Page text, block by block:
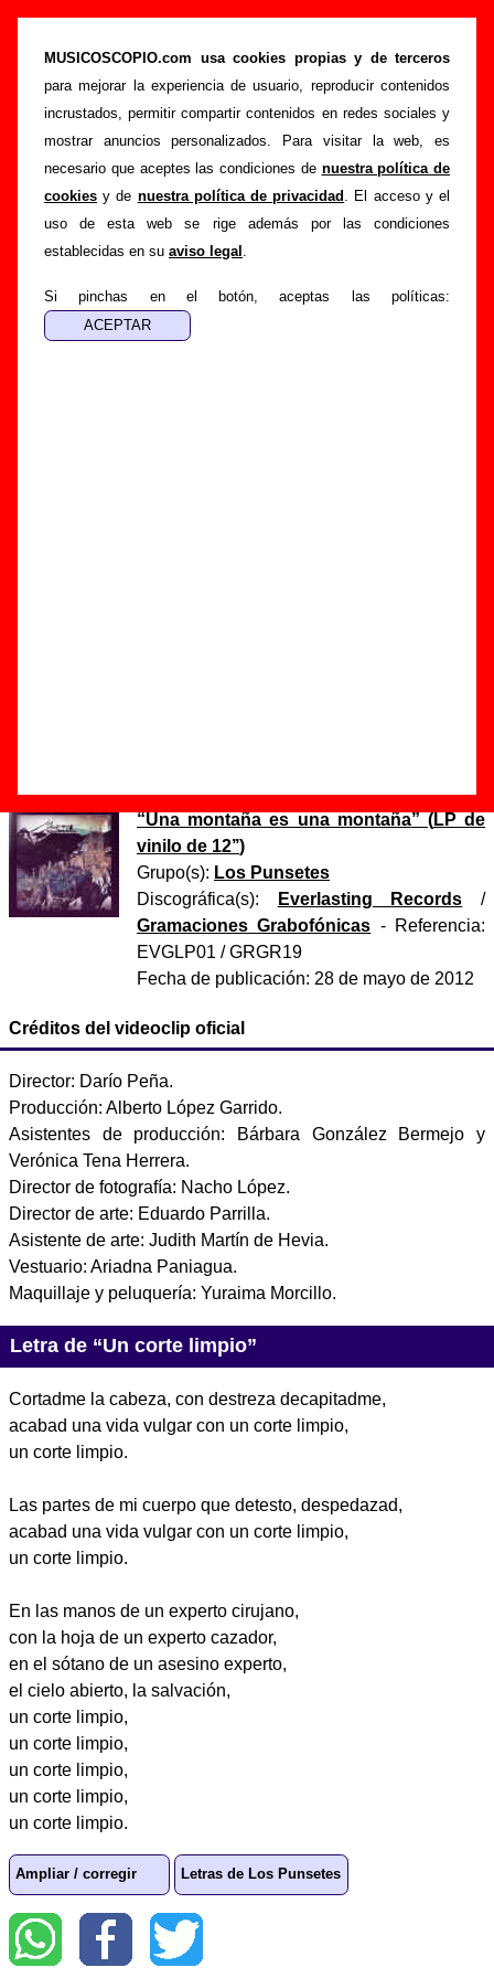
MUSICOSCOPIO.com usa cookies propias y de terceros
para mejorar la experiencia de usuario, reproducir contenidos
incrustados, permitir compartir contenidos en redes sociales y
mostrar anuncios personalizados. Para visitar la web, es
necesario que aceptes las condiciones de nuestra política de
cookies y de nuestra política de privacidad . El acceso y el
uso de esta web se rige además por las condiciones
establecidas en su aviso legal .
Si pinchas en el botón, aceptas las políticas:
“Un corte limpio”, canción de Los Punsetes
(Letra e información)
Portada >Los Punsetes >Canciones >Un corte limpio
Esta página pretende recopilar todo tipo de información
sobre lacanción "Un corte limpio" interpretada por
Punsetes. Además de su letra, también aparecerá
información sobre el autor o los autores, sobre los discos en
los que está incluido este tema, sobre la grabación del
encuentras errores o tienes información adicional, puedes
ayudar a
completar esta información
“Una montaña es una montaña” (LP de
vinilo de 12’’)
Grupo(s): Los Punsetes
Discográfica(s):
Everlasting Records /
Gramaciones Grabofónicas - Referencia:
EVGLP01 / GRGR19
Fecha de publicación: 28 de mayo de 2012
Créditos del videoclip oficial
Director: Darío Peña.
Producción: Alberto López Garrido.
Asistentes de producción: Bárbara González Bermejo y
Verónica Tena Herrera.
Director de fotografía: Nacho López.
Director de arte: Eduardo Parrilla.
Asistente de arte: Judith Martín de Hevia.
Vestuario: Ariadna Paniagua.
Maquillaje y peluquería: Yuraima Morcillo.
Letra de “Un corte limpio”
Cortadme la cabeza, con destreza decapitadme,
acabad una vida vulgar con un corte limpio,
un corte limpio.
Las partes de mi cuerpo que detesto, despedazad,
acabad una vida vulgar con un corte limpio,
un corte limpio.
En las manos de un experto cirujano,
con la hoja de un experto cazador,
en el sótano de un asesino experto,
el cielo abierto, la salvación,
un corte limpio,
un corte limpio,
un corte limpio,
un corte limpio,
un corte limpio.
Ampliar / corregir Letras de Los Punsetes